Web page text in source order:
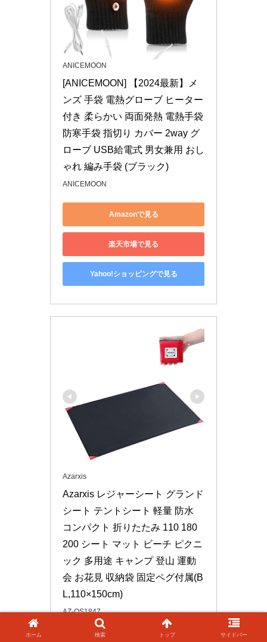
ANICEMOON
[ANICEMOON] 【2024最新】メ
ンズ 手袋 電熱グローブ ヒーター
付き 柔らかい 両面発熱 電熱手袋
防寒手袋 指切り カバー 2way グ
ローブ USB給電式 男女兼用 おし
ゃれ 編み手袋 (ブラック)
ANICEMOON
Amazonで見る
楽天市場で見る
Yahoo!ショッピングで見る
Azarxis
Azarxis レジャーシート グランド
シート テントシート 軽量 防水
コンパクト 折りたたみ 110 180
200 シート マット ビーチ ピクニ
ック 多用途 キャンプ 登山 運動
会 お花見 収納袋 固定ペグ付属(B
L,110×150cm)
AZ-OS1847
ホーム 検索 トップ サイドバー